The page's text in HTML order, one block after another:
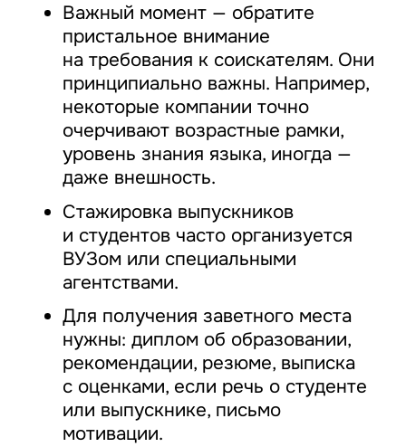
Важный момент — обратите
пристальное внимание
на требования к соискателям. Они
принципиально важны. Например,
некоторые компании точно
очерчивают возрастные рамки,
уровень знания языка, иногда —
даже внешность.
Стажировка выпускников
и студентов часто организуется
ВУЗом или специальными
агентствами.
Для получения заветного места
нужны: диплом об образовании,
рекомендации, резюме, выписка
с оценками, если речь о студенте
или выпускнике, письмо
мотивации.